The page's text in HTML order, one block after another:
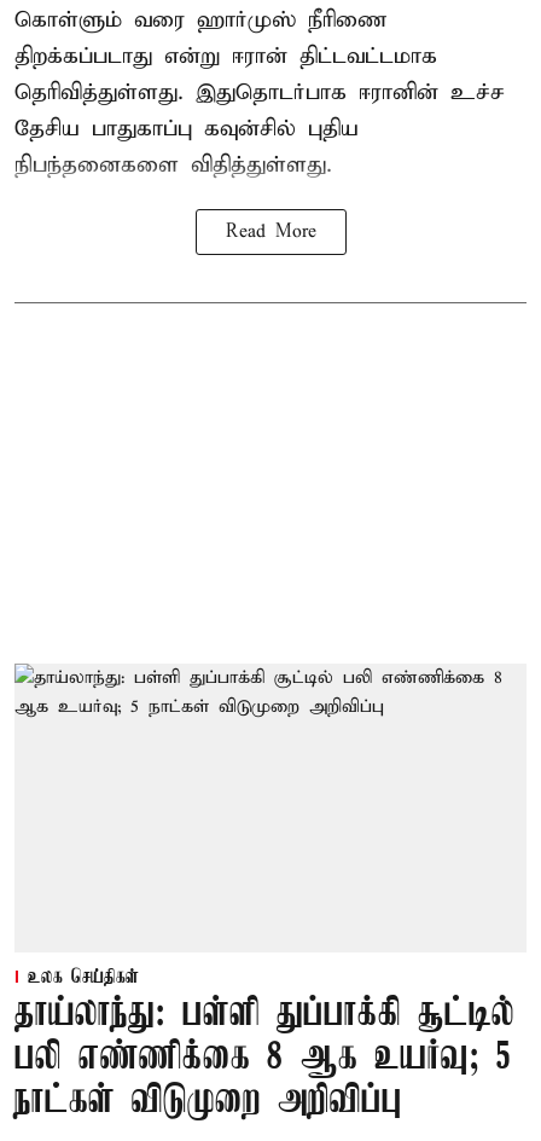
கொள்ளும் வரை ஹார்முஸ் நீரிணை
திறக்கப்படாது என்று ஈரான் திட்டவட்டமாக
தெரிவித்துள்ளது. இதுதொடர்பாக ஈரானின் உச்ச
தேசிய பாதுகாப்பு கவுன்சில் புதிய
நிபந்தனைகளை விதித்துள்ளது.
Read More
உலக செய்திகள்
தாய்லாந்து: பள்ளி துப்பாக்கி சூட்டில்
பலி எண்ணிக்கை 8 ஆக உயர்வு; 5
நாட்கள் விடுமுறை அறிவிப்பு